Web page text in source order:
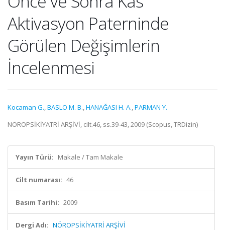
Aktivasyon Paterninde
Görülen Değişimlerin
İncelenmesi
Kocaman G.,BASLO M. B.,HANAĞASI H. A.,PARMAN Y.
NÖROPSİKİYATRİ ARŞİVİ, cilt.46, ss.39-43, 2009 (Scopus, TRDizin)
Yayın Türü: Makale / Tam Makale
Cilt numarası: 46
Basım Tarihi: 2009
Dergi Adı: NÖROPSİKİYATRİ ARŞİVİ